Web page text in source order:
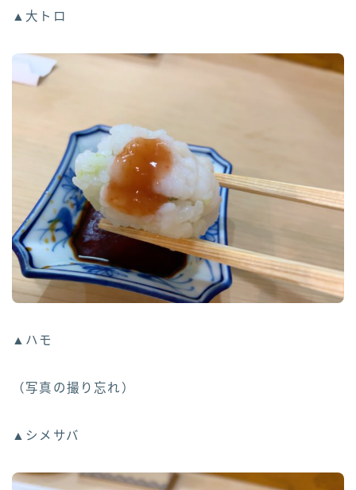
▲大トロ
▲ハモ
（写真の撮り忘れ）
▲シメサバ